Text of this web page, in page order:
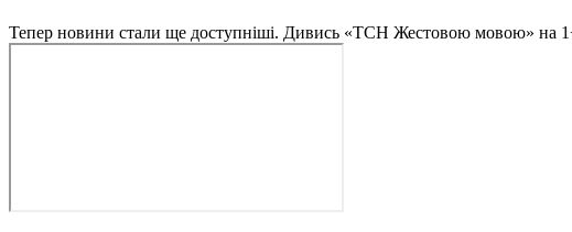
Тепер новини стали ще доступніші. Дивись «ТСН Жестовою мовою» на